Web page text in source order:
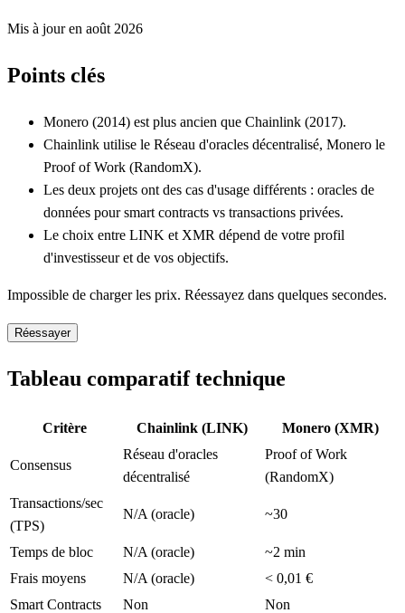
Mis à jour en août 2026
Points clés
Monero (2014) est plus ancien que Chainlink (2017).
Chainlink utilise le Réseau d'oracles décentralisé, Monero le
Proof of Work (RandomX).
Les deux projets ont des cas d'usage différents : oracles de
données pour smart contracts vs transactions privées.
Le choix entre LINK et XMR dépend de votre profil
d'investisseur et de vos objectifs.
Impossible de charger les prix. Réessayez dans quelques secondes.
Réessayer
Tableau comparatif technique
Critère Chainlink (LINK) Monero (XMR)
Consensus
Réseau d'oracles
décentralisé
Proof of Work
(RandomX)
Transactions/sec
(TPS)
N/A (oracle) ~30
Temps de bloc N/A (oracle)
~2 min
Frais moyens
N/A (oracle)
< 0,01 €
Smart Contracts
Non
Non